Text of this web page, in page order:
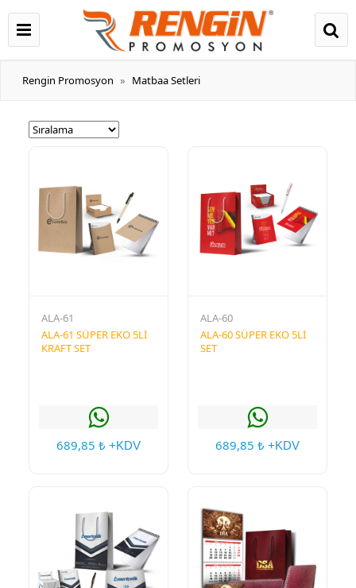
Rengin Promosyon Matbaa Setleri
ALA-61
ALA-61 SÜPER EKO 5Lİ
KRAFT SET
689,85 ₺ +KDV
ALA-60
ALA-60 SÜPER EKO 5Lİ
SET
689,85 ₺ +KDV